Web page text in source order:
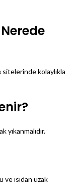
Nerede
kolaylıkla
ısıdan uzak